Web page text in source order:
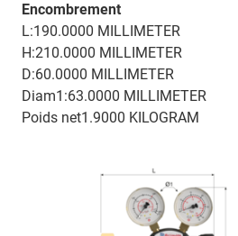
Encombrement
L:190.0000 MILLIMETER
H:210.0000 MILLIMETER
D:60.0000 MILLIMETER
Diam1:63.0000 MILLIMETER
Poids net1.9000 KILOGRAM